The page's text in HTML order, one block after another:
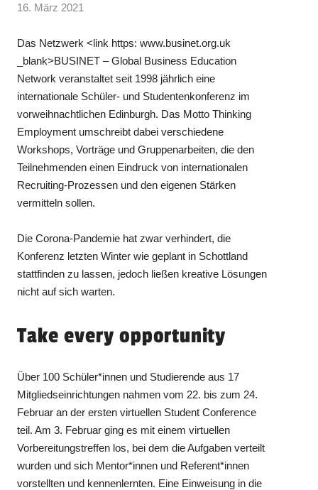
16. März 2021
Das Netzwerk <link https: www.businet.org.uk
_blank>BUSINET – Global Business Education
Network veranstaltet seit 1998 jährlich eine
internationale Schüler- und Studentenkonferenz im
vorweihnachtlichen Edinburgh. Das Motto Thinking
Employment umschreibt dabei verschiedene
Workshops, Vorträge und Gruppenarbeiten, die den
Teilnehmenden einen Eindruck von internationalen
Recruiting-Prozessen und den eigenen Stärken
vermitteln sollen.
Die Corona-Pandemie hat zwar verhindert, die
Konferenz letzten Winter wie geplant in Schottland
stattfinden zu lassen, jedoch ließen kreative Lösungen
nicht auf sich warten.
Take every opportunity
Über 100 Schüler*innen und Studierende aus 17
Mitgliedseinrichtungen nahmen vom 22. bis zum 24.
Februar an der ersten virtuellen Student Conference
teil. Am 3. Februar ging es mit einem virtuellen
Vorbereitungstreffen los, bei dem die Aufgaben verteilt
wurden und sich Mentor*innen und Referent*innen
vorstellten und kennenlernten. Eine Einweisung in die